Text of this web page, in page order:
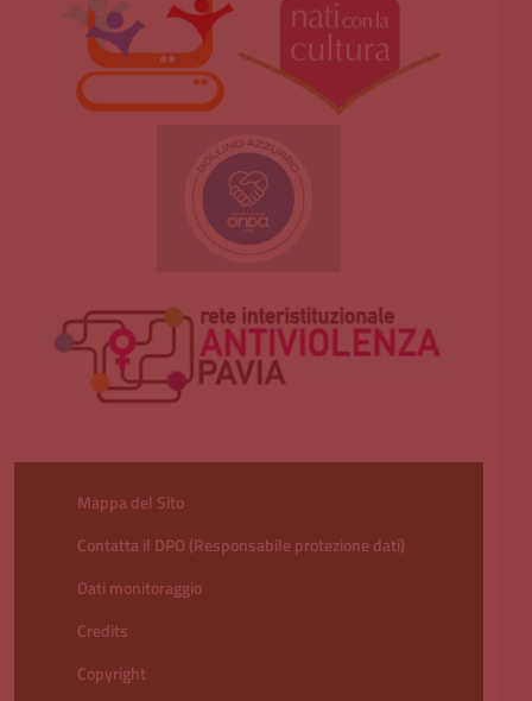
Mappa del Sito
Contatta il DPO (Responsabile protezione dati)
Dati monitoraggio
Credits
Copyright